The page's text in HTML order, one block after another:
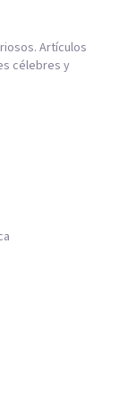
Artículos
célebres y